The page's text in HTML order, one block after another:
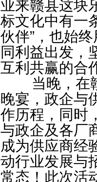
业来赣县这块
标文化中有一
伙伴”，也始
同利益出发，
互利共赢的合
当晚，在赣
晚宴，政企与
作历程，同时
与政企及各厂
成为供应商经
动行业发展与
常态！此次活